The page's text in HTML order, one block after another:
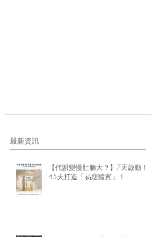
最新資訊
【代謝變慢肚腩大？】7天啟動！
45天打造「易瘦體質」！